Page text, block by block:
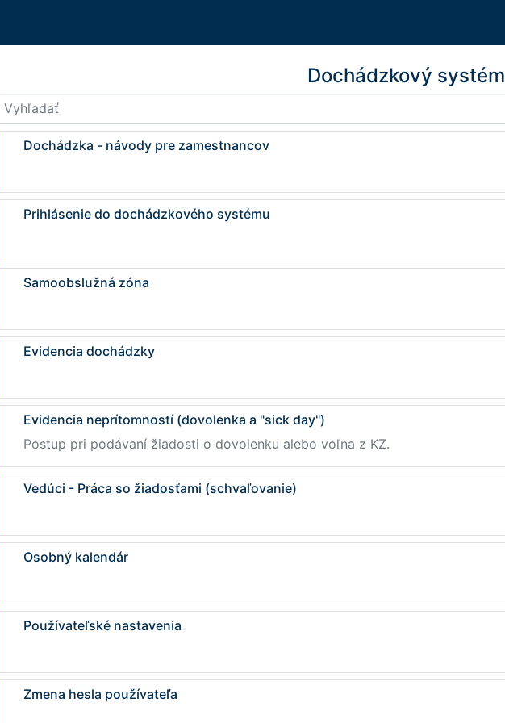
Dochádzkový systém
Vyhľadať
Dochádzka - návody pre zamestnancov
Prihlásenie do dochádzkového systému
Samoobslužná zóna
Evidencia dochádzky
Evidencia neprítomností (dovolenka a "sick day")
Postup pri podávaní žiadosti o dovolenku alebo voľna z KZ.
Vedúci - Práca so žiadosťami (schvaľovanie)
Osobný kalendár
Používateľské nastavenia
Zmena hesla používateľa